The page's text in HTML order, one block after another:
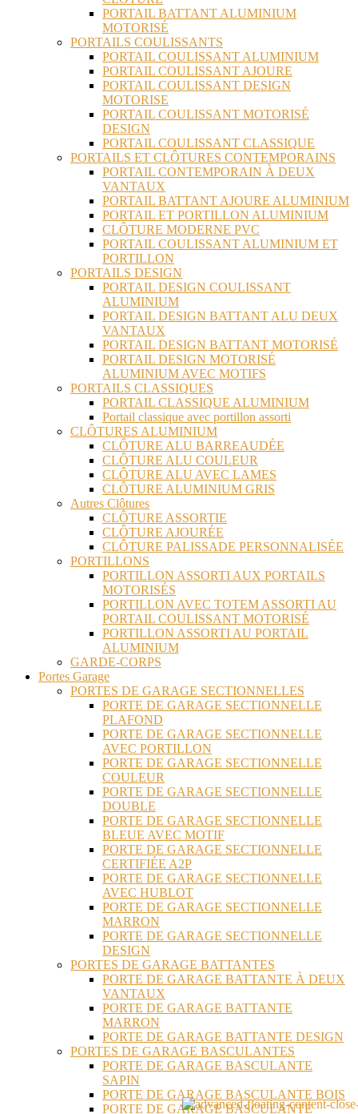
PORTAIL BATTANT ALUMINIUM
MOTORISÉ
PORTAILS COULISSANTS
PORTAIL COULISSANT ALUMINIUM
PORTAIL COULISSANT AJOURE
PORTAIL COULISSANT DESIGN
MOTORISE
PORTAIL COULISSANT MOTORISÉ
DESIGN
PORTAIL COULISSANT CLASSIQUE
PORTAILS ET CLÔTURES CONTEMPORAINS
PORTAIL CONTEMPORAIN À DEUX
VANTAUX
PORTAIL BATTANT AJOURE ALUMINIUM
PORTAIL ET PORTILLON ALUMINIUM
CLÔTURE MODERNE PVC
PORTAIL COULISSANT ALUMINIUM ET
PORTILLON
PORTAILS DESIGN
PORTAIL DESIGN COULISSANT
ALUMINIUM
PORTAIL DESIGN BATTANT ALU DEUX
VANTAUX
PORTAIL DESIGN BATTANT MOTORISÉ
PORTAIL DESIGN MOTORISÉ
ALUMINIUM AVEC MOTIFS
PORTAILS CLASSIQUES
PORTAIL CLASSIQUE ALUMINIUM
Portail classique avec portillon assorti
CLÔTURES ALUMINIUM
CLÔTURE ALU BARREAUDÉE
CLÔTURE ALU COULEUR
CLÔTURE ALU AVEC LAMES
CLÔTURE ALUMINIUM GRIS
Autres Clôtures
CLÔTURE ASSORTIE
CLÔTURE AJOURÉE
CLÔTURE PALISSADE PERSONNALISÉE
PORTILLONS
PORTILLON ASSORTI AUX PORTAILS
MOTORISÉS
PORTILLON AVEC TOTEM ASSORTI AU
PORTAIL COULISSANT MOTORISÉ
PORTILLON ASSORTI AU PORTAIL
ALUMINIUM
GARDE-CORPS
Portes Garage
PORTES DE GARAGE SECTIONNELLES
PORTE DE GARAGE SECTIONNELLE
PLAFOND
PORTE DE GARAGE SECTIONNELLE
AVEC PORTILLON
PORTE DE GARAGE SECTIONNELLE
COULEUR
PORTE DE GARAGE SECTIONNELLE
DOUBLE
PORTE DE GARAGE SECTIONNELLE
BLEUE AVEC MOTIF
PORTE DE GARAGE SECTIONNELLE
CERTIFIÉE A2P
PORTE DE GARAGE SECTIONNELLE
AVEC HUBLOT
PORTE DE GARAGE SECTIONNELLE
MARRON
PORTE DE GARAGE SECTIONNELLE
DESIGN
PORTES DE GARAGE BATTANTES
PORTE DE GARAGE BATTANTE À DEUX
VANTAUX
PORTE DE GARAGE BATTANTE
MARRON
PORTE DE GARAGE BATTANTE DESIGN
PORTES DE GARAGE BASCULANTES
PORTE DE GARAGE BASCULANTE
SAPIN
PORTE DE GARAGE BASCULANTE BOIS
PORTE DE GARAGE BASCULANTE